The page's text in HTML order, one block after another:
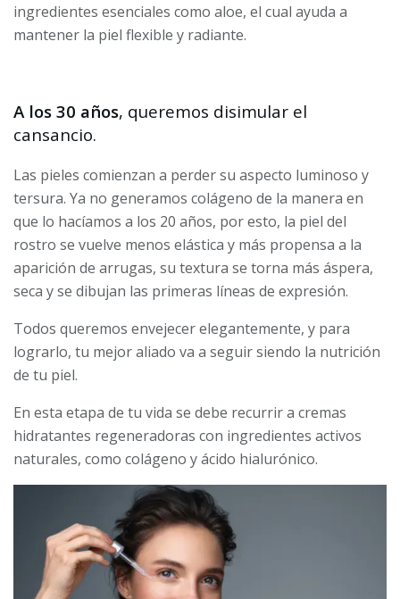
ingredientes esenciales como aloe, el cual ayuda a
mantener la piel flexible y radiante.
A los 30 años, queremos disimular el
cansancio.
Las pieles comienzan a perder su aspecto luminoso y
tersura. Ya no generamos colágeno de la manera en
que lo hacíamos a los 20 años, por esto, la piel del
rostro se vuelve menos elástica y más propensa a la
aparición de arrugas, su textura se torna más áspera,
seca y se dibujan las primeras líneas de expresión.
Todos queremos envejecer elegantemente, y para
lograrlo, tu mejor aliado va a seguir siendo la nutrición
de tu piel.
En esta etapa de tu vida se debe recurrir a cremas
hidratantes regeneradoras con ingredientes activos
naturales, como colágeno y ácido hialurónico.